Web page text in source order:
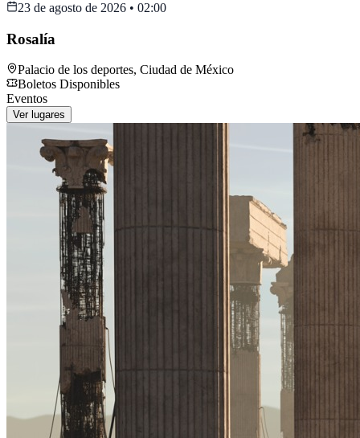
23 de agosto de 2026 • 02:00
Rosalía
Palacio de los deportes, Ciudad de México
Boletos Disponibles
Eventos
Ver lugares